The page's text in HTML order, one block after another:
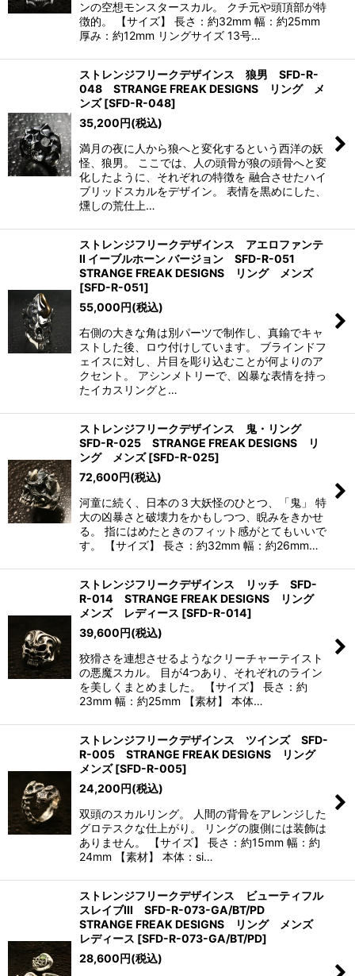
ンの空想モンスタースカル。 クチ元や頭頂部が特
徴的。 【サイズ】 長さ：約32mm 幅：約25mm
厚み：約12mm リングサイズ 13号…
ストレンジフリークデザインス 狼男 SFD-R-
048 STRANGE FREAK DESIGNS リング メ
ンズ [SFD-R-048]
35,200円(税込)
満月の夜に人から狼へと変化するという西洋の妖
怪、狼男。 ここでは、人の頭骨が狼の頭骨へと変
化したように、それぞれの特徴を 融合させたハイ
ブリッドスカルをデザイン。 表情を黒めにした、
燻しの荒仕上…
ストレンジフリークデザインス アエロファンテ
II イーブルホーン バージョン SFD-R-051
STRANGE FREAK DESIGNS リング メンズ
[SFD-R-051]
55,000円(税込)
右側の大きな角は別パーツで制作し、真鍮でキャ
ストした後、ロウ付けしています。 ブラインドフ
ェイスに対し、片目を彫り込むことが何よりのア
クセント。 アシンメトリーで、凶暴な表情を持っ
たイカスリングと…
ストレンジフリークデザインス 鬼・リング
SFD-R-025 STRANGE FREAK DESIGNS リ
ング メンズ [SFD-R-025]
72,600円(税込)
河童に続く、日本の３大妖怪のひとつ、「鬼」 特
大の凶暴さと破壊力をかもしつつ、睨みをきかせ
る。 指にはめたときのフィット感がとてもいいで
す。 【サイズ】 長さ：約32mm 幅：約26mm…
ストレンジフリークデザインス リッチ SFD-
R-014 STRANGE FREAK DESIGNS リング
メンズ レディース [SFD-R-014]
39,600円(税込)
狡猾さを連想させるようなクリーチャーテイスト
の悪魔スカル。 目が4つあり、それぞれのライン
を美しくまとめました。 【サイズ】 長さ：約
23mm 幅：約25mm 【素材】 本体…
ストレンジフリークデザインス ツインズ SFD-
R-005 STRANGE FREAK DESIGNS リング
メンズ [SFD-R-005]
24,200円(税込)
双頭のスカルリング。 人間の背骨をアレンジした
グロテスクな仕上がり。 リングの腹側には装飾は
ありません。 【サイズ】 長さ：約15mm 幅：約
24mm 【素材】 本体：si…
ストレンジフリークデザインス ビューティフル
スレイブIII SFD-R-073-GA/BT/PD
STRANGE FREAK DESIGNS リング メンズ
レディース [SFD-R-073-GA/BT/PD]
28,600円(税込)